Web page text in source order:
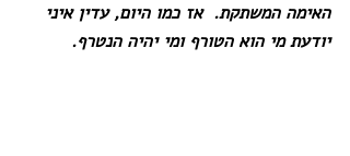
האימה המשתקת.  אז כמו היום, עדין איני
יודעת מי הוא הטורף ומי יהיה הנטרף.